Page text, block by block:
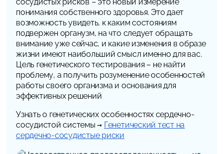
понимания собственного здоровья. Это дает
возможность увидеть, к каким состояниям
подвержен органузм, на что следует обращать
внимание уже сейчас, и какие изменения в образе
жизни имеют наибольший смысл именно для вас.
Цель генетического тестирования – не найти
проблему, а получить розуменение особенностей
работы своего организма и основания для
эффективных решений
Узнать о генетических особенностях сердечно-
сосудистой системы → Генетический тест на
сердечно-сосудистые риски